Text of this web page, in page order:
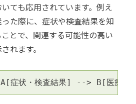
ても応用されています。例え
た際に、症状や検査結果を知
とで、関連する可能性の高い
れます。
状・検査結果] --> B[医療